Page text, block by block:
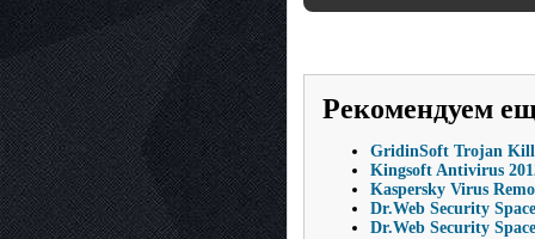
Рекомендуем
GridinSoft Trojan
Kingsoft Antivirus
Kaspersky Virus
Dr.Web Security
Dr.Web Security